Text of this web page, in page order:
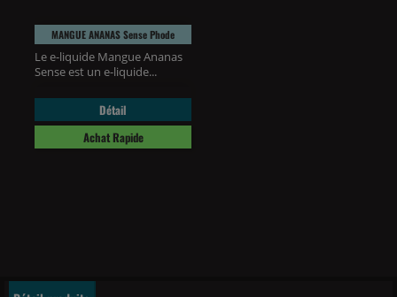
MANGUE ANANAS Sense Phode
Le e-liquide Mangue Ananas
Sense est un e-liquide...
Détail
Achat Rapide